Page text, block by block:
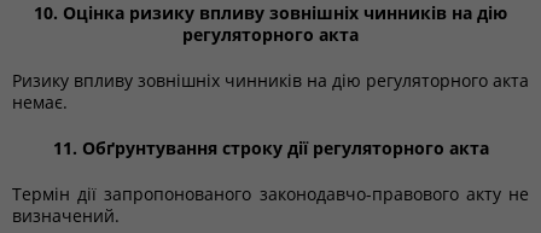
10. Оцінка ризику впливу зовнішніх чинників на дію
регуляторного акта
Ризику впливу зовнішніх чинників на дію регуляторного акта
немає.
11. Обґрунтування строку дії регуляторного акта
Термін дії запропонованого законодавчо-правового акту не
визначений.